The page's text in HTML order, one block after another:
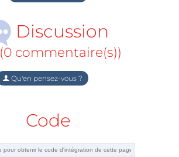
Discussion
(0 commentaire(s))
Qu'en pensez-vous ?
Code